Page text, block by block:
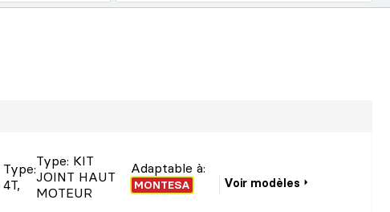
Type:
4T,
Type: KIT
JOINT HAUT
MOTEUR
Adaptable à:
MONTESA Voir modèles